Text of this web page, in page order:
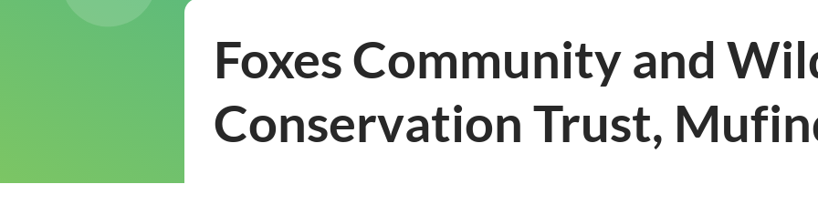
Foxes Community and
Conservation Trust,